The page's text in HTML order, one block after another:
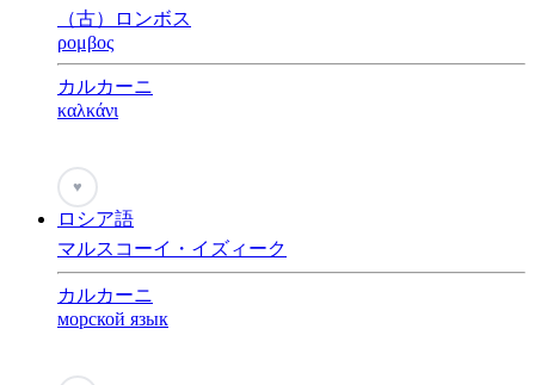
（古）ロンボス
ρομβος
カルカーニ
καλκάνι
♥
ロシア語
マルスコーイ・イズィーク
カルカーニ
морской язык